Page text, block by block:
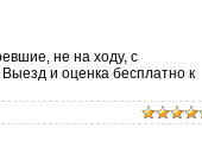
не на ходу, с
и оценка бесплатно к